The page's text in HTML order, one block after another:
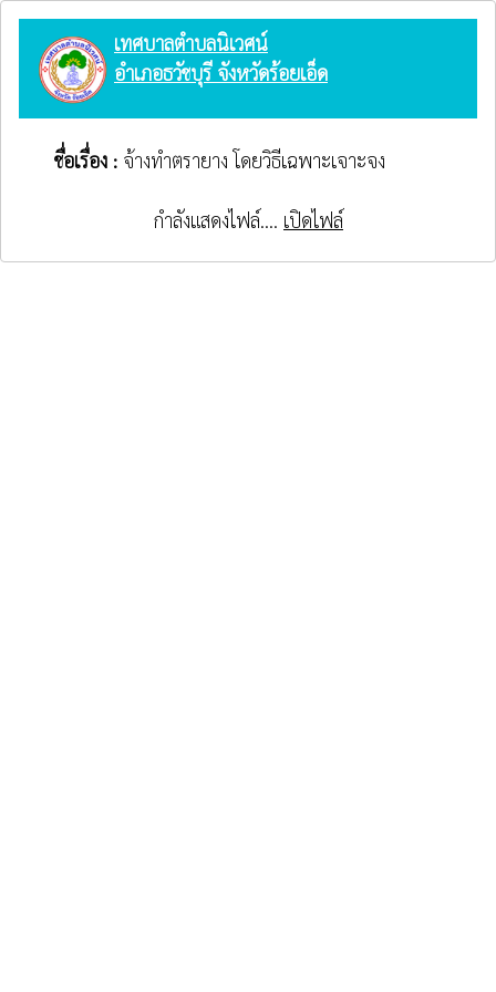
เทศบาลตำบลนิเวศน์
อำเภอธวัชบุรี จังหวัดร้อยเอ็ด
ชื่อเรื่อง : จ้างทำตรายาง โดยวิธีเฉพาะเจาะจง
กำลังแสดงไฟล์.... เปิดไฟล์